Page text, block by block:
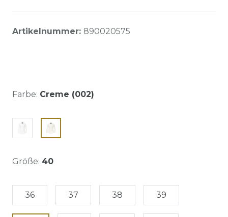
Artikelnummer: 890020575
Farbe: Creme (002)
Größe: 40
36 37 38 39